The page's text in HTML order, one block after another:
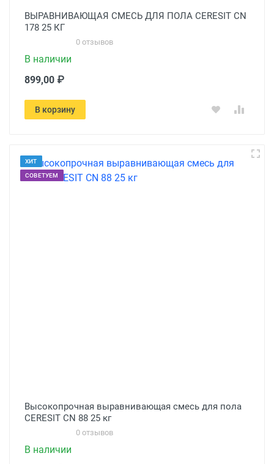
ВЫРАВНИВАЮЩАЯ СМЕСЬ ДЛЯ ПОЛА CERESIT CN
178 25 КГ
0 отзывов
В наличии
899,00 ₽
В корзину
ХИТ
СОВЕТУЕМ
Высокопрочная выравнивающая смесь для пола
CERESIT CN 88 25 кг
0 отзывов
В наличии